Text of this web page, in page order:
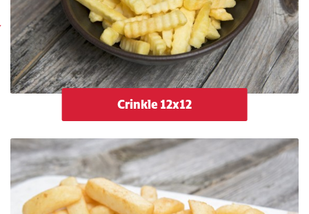
Crinkle 12x12